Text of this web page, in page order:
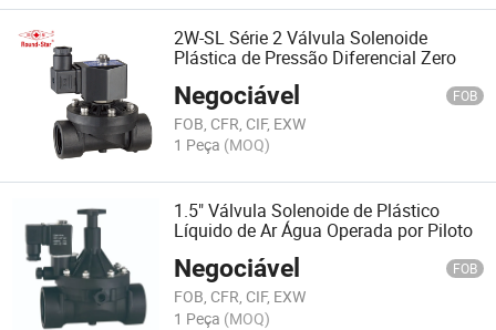
2W-SL Série 2 Válvula Solenoide
Plástica de Pressão Diferencial Zero
Negociável FOB
FOB, CFR, CIF, EXW
1 Peça (MOQ)
1.5" Válvula Solenoide de Plástico
Líquido de Ar Água Operada por Piloto
Negociável FOB
FOB, CFR, CIF, EXW
1 Peça (MOQ)